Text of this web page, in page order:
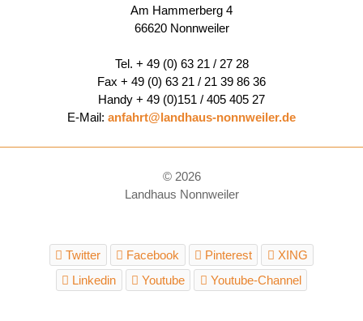
Am Hammerberg 4
66620 Nonnweiler
Tel. + 49 (0) 63 21 / 27 28
Fax + 49 (0) 63 21 / 21 39 86 36
Handy + 49 (0)151 / 405 405 27
E-Mail: anfahrt@landhaus-nonnweiler.de
© 2026
Landhaus Nonnweiler
Twitter Facebook Pinterest
XING
Linkedin
Youtube Youtube-Channel